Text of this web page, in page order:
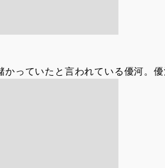
かっていたと言われている優河。